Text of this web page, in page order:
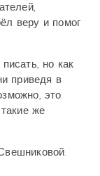
веру и помог
но как
приведя в
это
же